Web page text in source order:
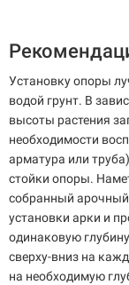
Установку опоры
водой грунт. В
высоты растения
необходимости
арматура или
стойки опоры.
собранный арочный
установки арки и
одинаковую
сверху-вниз на
на необходимую